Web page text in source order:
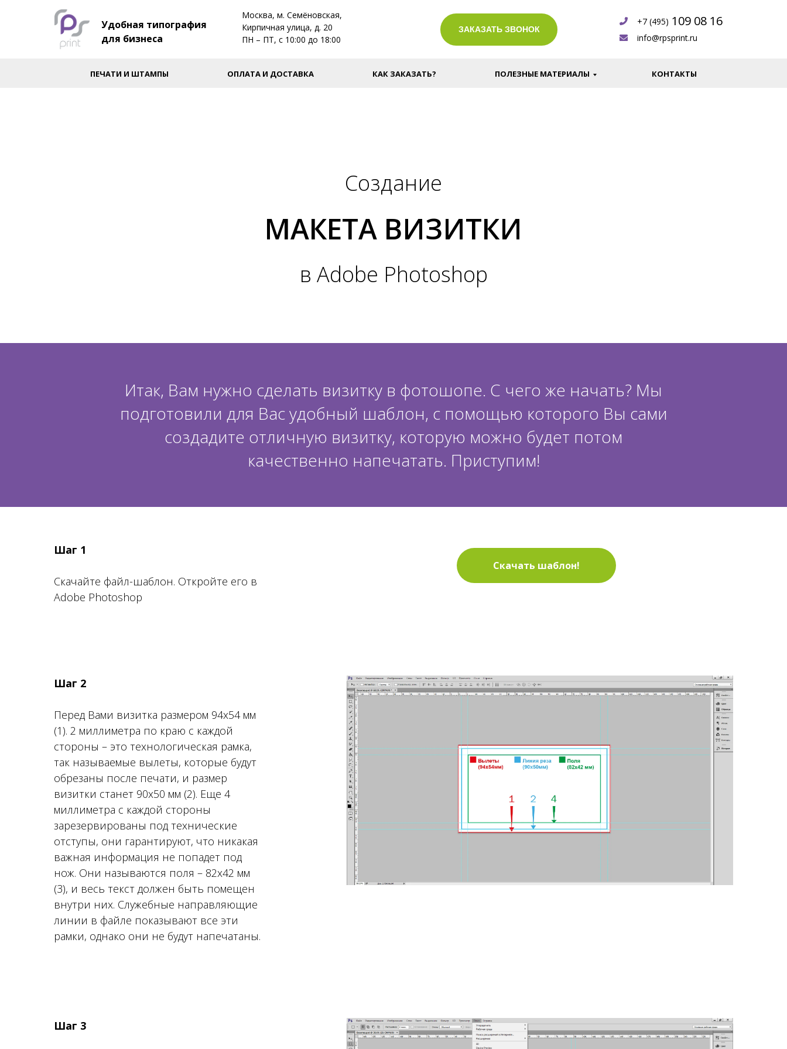
+7 (495)
Удобная типография
для бизнеса
Москва, м. Семёновская,
Кирпичная улица, д. 20
ПН – ПТ, с 10:00 до 18:00
109 08 16
info@rpsprint.ru
ЗАКАЗАТЬ ЗВОНОК
ПЕЧАТИ И ШТАМПЫ ОПЛАТА И ДОСТАВКА КАК ЗАКАЗАТЬ? ПОЛЕЗНЫЕ МАТЕРИАЛЫ КОНТАКТЫ
Создание
МАКЕТА ВИЗИТКИ
в Adobe Photoshop
Итак, Вам нужно сделать визитку в фотошопе. С чего же начать? Мы
подготовили для Вас удобный шаблон, с помощью которого Вы сами
создадите отличную визитку, которую можно будет потом
качественно напечатать. Приступим!
Шаг 1
Скачайте файл-шаблон. Откройте его в
Adobe Photoshop
Скачать шаблон!
Шаг 2
Перед Вами визитка размером 94х54 мм
(1). 2 миллиметра по краю с каждой
стороны – это технологическая рамка,
так называемые вылеты, которые будут
обрезаны после печати, и размер
визитки станет 90х50 мм (2). Еще 4
миллиметра с каждой стороны
зарезервированы под технические
отступы, они гарантируют, что никакая
важная информация не попадет под
нож. Они называются поля – 82х42 мм
(3), и весь текст должен быть помещен
внутри них. Служебные направляющие
линии в файле показывают все эти
рамки, однако они не будут напечатаны.
Шаг 3